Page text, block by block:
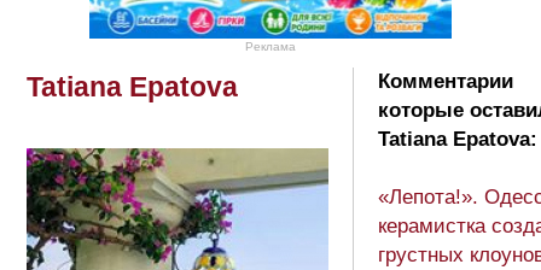
Реклама
Tatiana Epatova
Комментарии
которые
Tatiana Epatova:
«Лепота!».
керамистка
грустных